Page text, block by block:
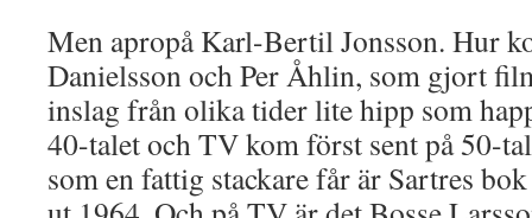
Men apropå Karl-Bertil Jonsson. Hur
Danielsson och Per Åhlin, som gjort
inslag från olika tider lite hipp som
40-talet och TV kom först sent på 50-
som en fattig stackare får är Sartres